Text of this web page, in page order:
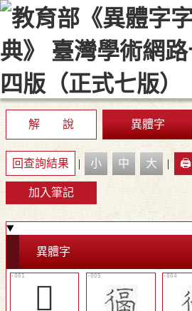
::: 最新消息 常見問題 編輯說明
顯示模式
網站導覽
解 說 異體字
回查詢結果 | 小 中 大 | 🖨️
加入筆記
異體字
𢔸